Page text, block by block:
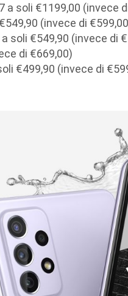
a soli €1199,00 (invece
(invece di
soli €549,90 (invece di
di €669,00)
€499,90 (invece di